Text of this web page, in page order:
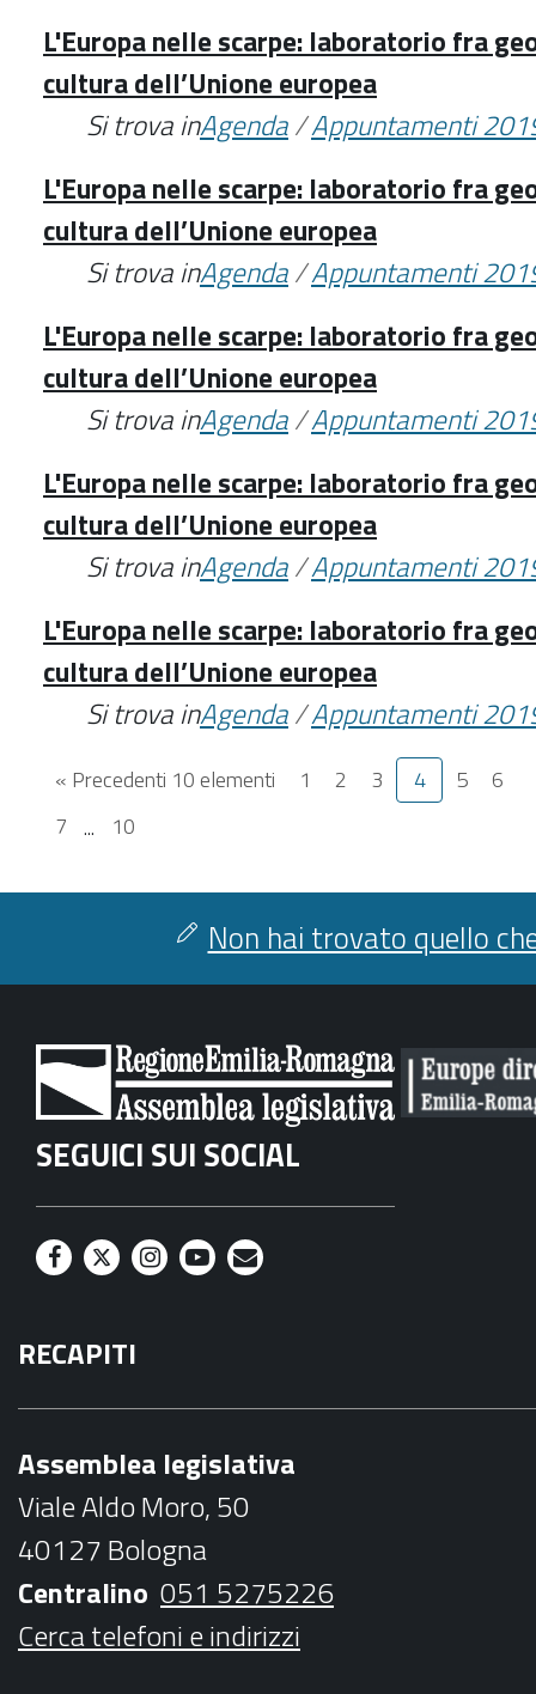
L'Europa nelle scarpe: laboratorio fra
cultura dell’Unione europea
Si trova inAgenda/Appuntamenti
L'Europa nelle scarpe: laboratorio fra
cultura dell’Unione europea
Si trova inAgenda/Appuntamenti
L'Europa nelle scarpe: laboratorio fra
cultura dell’Unione europea
Si trova inAgenda/Appuntamenti
L'Europa nelle scarpe: laboratorio fra
cultura dell’Unione europea
Si trova inAgenda/Appuntamenti
L'Europa nelle scarpe: laboratorio fra
cultura dell’Unione europea
Si trova inAgenda/Appuntamenti
« Precedenti 10 elementi 1 2 3 4 5
6
7 ... 10
Non hai trovato quello
SEGUICI SUI SOCIAL
F
c
e
o
k
T
i
t
r
I
t
r
a
m
Y
t
b
e
M
l
RECAPITI
Assemblea legislativa
Viale Aldo Moro, 50
40127 Bologna
Centralino 051 5275226
Cerca telefoni e indirizzi